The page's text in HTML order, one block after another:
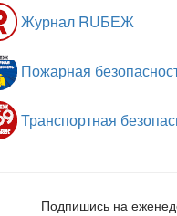
Журнал RUБЕЖ
Пожарная
Транспортная
Подпишись на